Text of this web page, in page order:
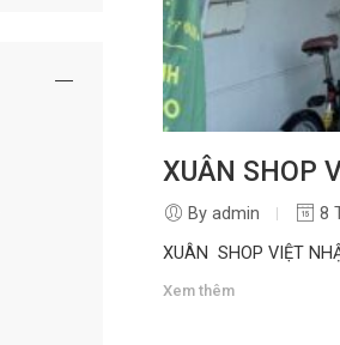
XUÂN SHOP
By admin
8
XUÂN SHOP VIỆT
Xem thêm